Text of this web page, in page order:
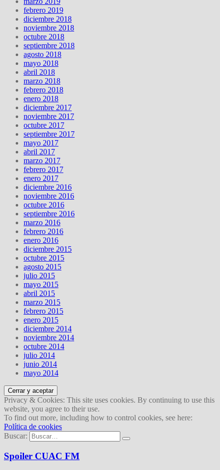
febrero 2019
diciembre 2018
noviembre 2018
octubre 2018
septiembre 2018
agosto 2018
mayo 2018
abril 2018
marzo 2018
febrero 2018
enero 2018
diciembre 2017
noviembre 2017
octubre 2017
septiembre 2017
mayo 2017
abril 2017
marzo 2017
febrero 2017
enero 2017
diciembre 2016
noviembre 2016
octubre 2016
septiembre 2016
marzo 2016
febrero 2016
enero 2016
diciembre 2015
octubre 2015
agosto 2015
julio 2015
mayo 2015
abril 2015
marzo 2015
febrero 2015
enero 2015
diciembre 2014
noviembre 2014
octubre 2014
julio 2014
junio 2014
mayo 2014
Privacy & Cookies: This site uses cookies. By continuing to use this
website, you agree to their use.
To find out more, including how to control cookies, see here:
Política de cookies
Buscar:
Spoiler CUAC FM